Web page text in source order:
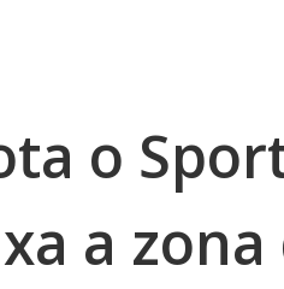
o
a zona